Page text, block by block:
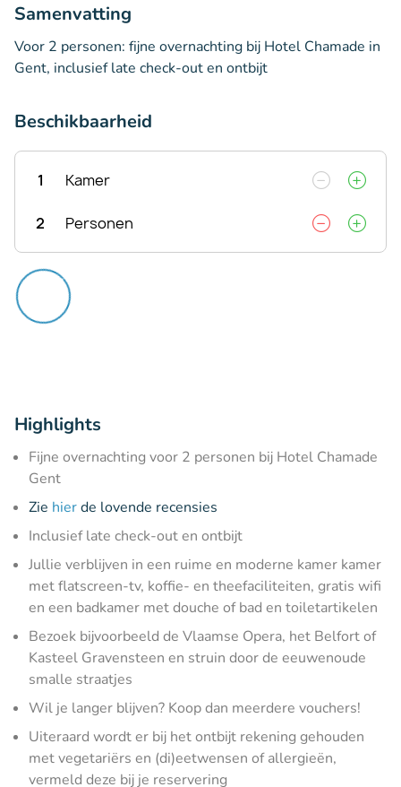
Samenvatting
Voor 2 personen: fijne overnachting bij Hotel Chamade in
Gent, inclusief late check-out en ontbijt
Beschikbaarheid
1 Kamer
2 Personen
Highlights
Fijne overnachting voor 2 personen bij Hotel Chamade
Gent
Zie hierde lovende recensies
Inclusief late check-out en ontbijt
Jullie verblijven in een ruime en moderne kamer kamer
met flatscreen-tv, koffie- en theefaciliteiten, gratis wifi
en een badkamer met douche of bad en toiletartikelen
Bezoek bijvoorbeeld de Vlaamse Opera, het Belfort of
Kasteel Gravensteen en struin door de eeuwenoude
smalle straatjes
Wil je langer blijven? Koop dan meerdere vouchers!
Uiteraard wordt er bij het ontbijt rekening gehouden
met vegetariërs en (di)eetwensen of allergieën,
vermeld deze bij je reservering